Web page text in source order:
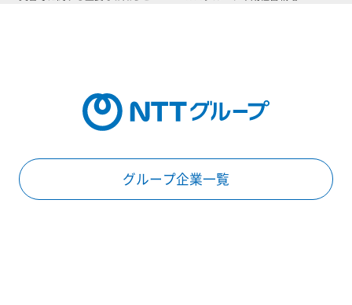
グループ企業一覧